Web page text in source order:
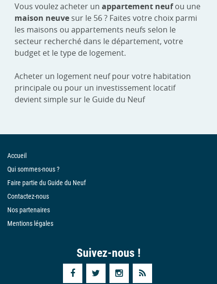
Vous voulez acheter un appartement neufou une
maison neuve sur le 56 ? Faites votre choix parmi
les maisons ou appartements neufs selon le
secteur recherché dans le département, votre
budget et le type de logement.
Acheter un logement neuf pour votre habitation
principale ou pour un investissement locatif
devient simple sur le Guide du Neuf
Accueil
Qui sommes-nous ?
Faire partie du Guide du Neuf
Contactez-nous
Nos partenaires
Mentions légales
Suivez-nous !